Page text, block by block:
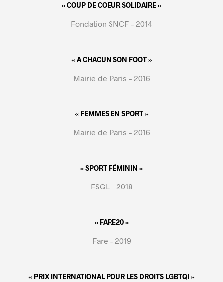
« COUP DE COEUR SOLIDAIRE »
Fondation SNCF – 2014
« A CHACUN SON FOOT »
Mairie de Paris – 2016
« FEMMES EN SPORT »
Mairie de Paris – 2016
« SPORT FÉMININ »
FSGL – 2018
« FARE20 »
Fare – 2019
« PRIX INTERNATIONAL POUR LES DROITS LGBTQI »